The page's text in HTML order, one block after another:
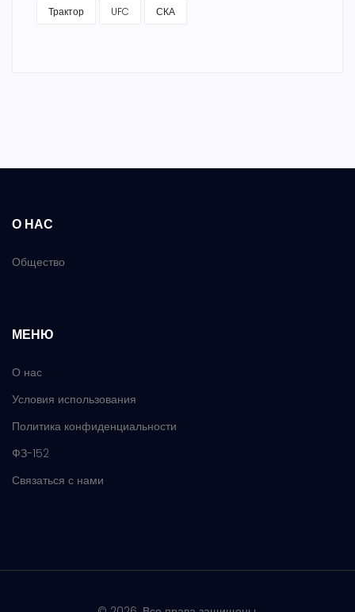
Трактор UFC СКА
О НАС
Общество
МЕНЮ
О нас
Условия использования
Политика конфиденциальности
ФЗ-152
Связаться с нами